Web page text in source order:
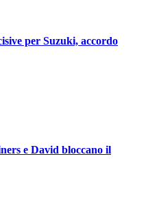
per Suzuki, accordo
e David bloccano il